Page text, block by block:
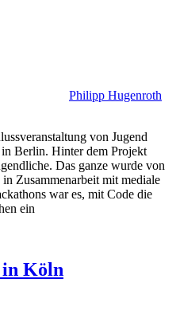
Philipp Hugenroth
von Jugend
Berlin. Hinter dem Projekt
Das ganze wurde von
Zusammenarbeit mit mediale
war es, mit Code die
ein
in Köln